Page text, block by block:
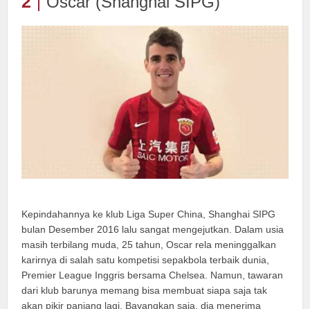
Kepindahannya ke klub Liga Super China, Shanghai SIPG
bulan Desember 2016 lalu sangat mengejutkan. Dalam usia
masih terbilang muda, 25 tahun, Oscar rela meninggalkan
karirnya di salah satu kompetisi sepakbola terbaik dunia,
Premier League Inggris bersama Chelsea. Namun, tawaran
dari klub barunya memang bisa membuat siapa saja tak
akan pikir panjang lagi. Bayangkan saja, dia menerima